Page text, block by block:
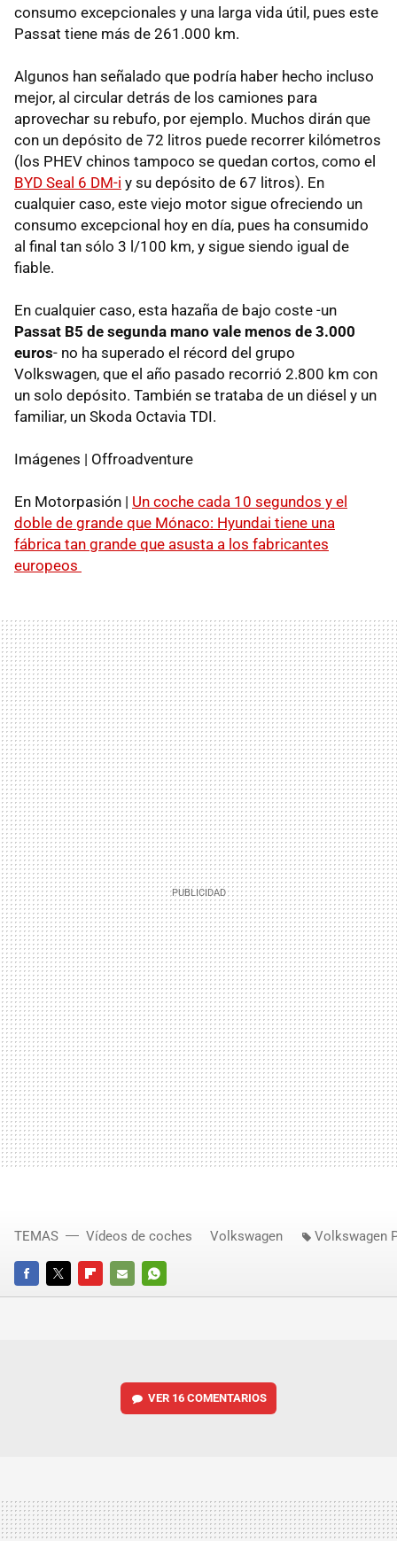
consumo excepcionales y una larga vida útil, pues este
Passat tiene más de 261.000 km.
Algunos han señalado que podría haber hecho incluso
mejor, al circular detrás de los camiones para
aprovechar su rebufo, por ejemplo. Muchos dirán que
con un depósito de 72 litros puede recorrer kilómetros
(los PHEV chinos tampoco se quedan cortos, como el
BYD Seal 6 DM-i y su depósito de 67 litros). En
cualquier caso, este viejo motor sigue ofreciendo un
consumo excepcional hoy en día, pues ha consumido
al final tan sólo 3 l/100 km, y sigue siendo igual de
fiable.
En cualquier caso, esta hazaña de bajo coste -un
Passat B5 de segunda mano vale menos de 3.000
euros- no ha superado el récord del grupo
Volkswagen, que el año pasado recorrió 2.800 km con
un solo depósito. También se trataba de un diésel y un
familiar, un Skoda Octavia TDI.
Imágenes | Offroadventure
En Motorpasión | Un coche cada 10 segundos y el
doble de grande que Mónaco: Hyundai tiene una
fábrica tan grande que asusta a los fabricantes
europeos
FACEBOOKTWITTERFLIPBOARD
E-
WHATSAPP
TEMAS Vídeos de coches Volkswagen Volkswagen
VER 16 COMENTARIOS